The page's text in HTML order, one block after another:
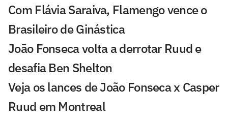
Com Flávia Saraiva, Flamengo vence o
Brasileiro de Ginástica
João Fonseca volta a derrotar Ruud e
desafia Ben Shelton
Veja os lances de João Fonseca x Casper
Ruud em Montreal